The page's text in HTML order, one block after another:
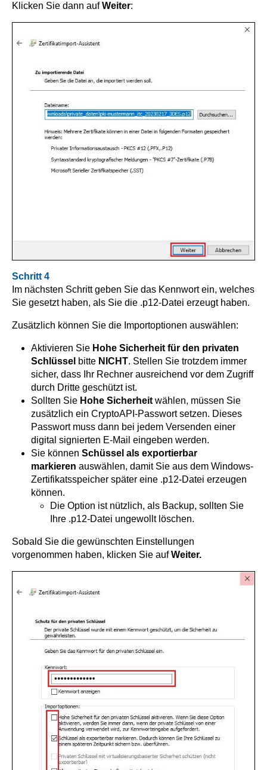
Klicken Sie dann aufWeiter:
Schritt 4
Im nächsten Schritt geben Sie das Kennwort ein, welches
Sie gesetzt haben, als Sie die .p12-Datei erzeugt haben.
Zusätzlich können Sie die Importoptionen auswählen:
Aktivieren Sie Hohe Sicherheit für den privaten
Schlüssel bitte NICHT. Stellen Sie trotzdem immer
sicher, dass Ihr Rechner ausreichend vor dem Zugriff
durch Dritte geschützt ist.
Sollten Sie Hohe Sicherheit wählen, müssen Sie
zusätzlich ein CryptoAPI-Passwort setzen. Dieses
Passwort muss dann bei jedem Versenden einer
digital signierten E-Mail eingeben werden.
Sie können Schüssel als exportierbar
markieren auswählen, damit Sie aus dem Windows-
Zertifikatsspeicher später eine .p12-Datei erzeugen
können.
Die Option ist nützlich, als Backup, sollten Sie
Ihre .p12-Datei ungewollt löschen.
Sobald Sie die gewünschten Einstellungen
vorgenommen haben, klicken Sie aufWeiter.